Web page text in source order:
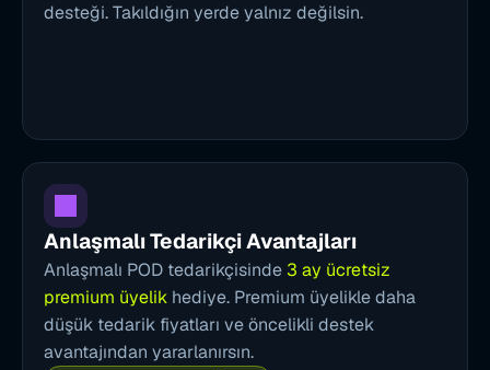
desteği. Takıldığın yerde yalnız değilsin.
Anlaşmalı Tedarikçi Avantajları
Anlaşmalı POD tedarikçisinde 3 ay ücretsiz
premium üyelik hediye. Premium üyelikle daha
düşük tedarik fiyatları ve öncelikli destek
avantajından yararlanırsın.